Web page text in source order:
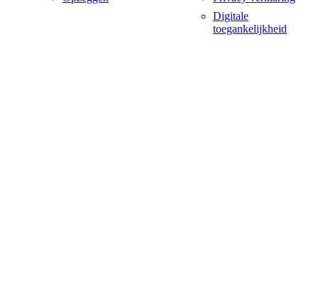
Digitale
toegankelijkheid